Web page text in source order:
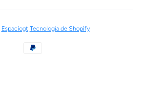
Espaciogt Tecnología de Shopify